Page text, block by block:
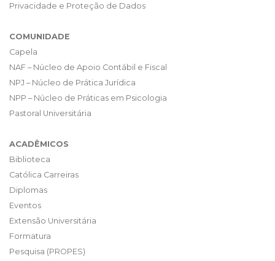
Privacidade e Proteção de Dados
COMUNIDADE
Capela
NAF – Núcleo de Apoio Contábil e Fiscal
NPJ – Núcleo de Prática Jurídica
NPP – Núcleo de Práticas em Psicologia
Pastoral Universitária
ACADÊMICOS
Biblioteca
Católica Carreiras
Diplomas
Eventos
Extensão Universitária
Formatura
Pesquisa (PROPES)